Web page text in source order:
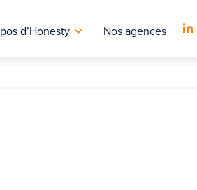
d’Honesty Nos agences